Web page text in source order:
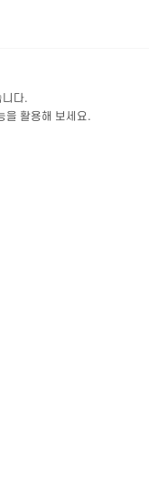
니다.
을 활용해 보세요.